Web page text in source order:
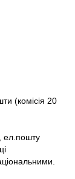
(комісія 20
ел.пошту